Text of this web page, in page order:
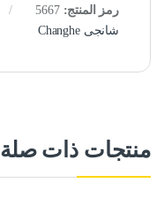
رمز المنتج:5667
شانجى Changhe
منتجات ذات صلة